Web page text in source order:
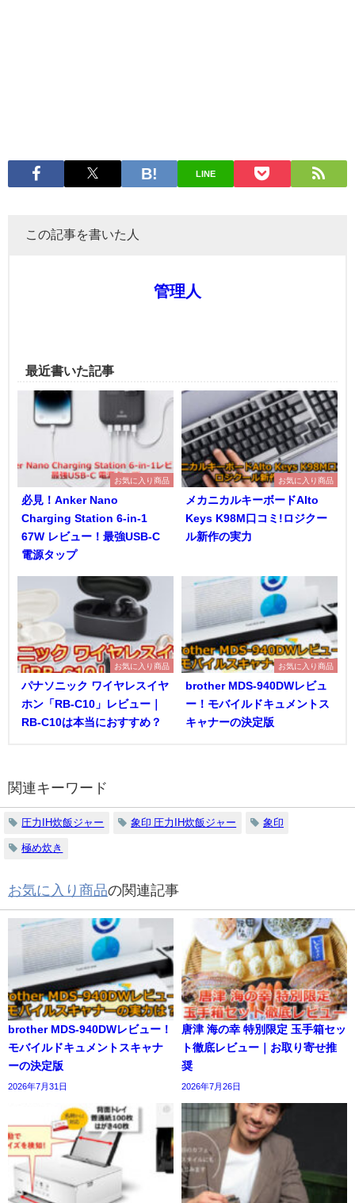
LINE
この記事を書いた人
管理人
最近書いた記事
お気に入り商品
必見！Anker Nano
Charging Station 6-in-1
67W レビュー！最強USB-C
電源タップ
お気に入り商品
メカニカルキーボードAlto
Keys K98M口コミ!ロジクー
ル新作の実力
お気に入り商品
パナソニック ワイヤレスイヤ
ホン「RB-C10」レビュー｜
RB-C10は本当におすすめ？
お気に入り商品
brother MDS-940DWレビュ
ー！モバイルドキュメントス
キャナーの決定版
関連キーワード
圧力IH炊飯ジャー 象印 圧力IH炊飯ジャー 象印
極め炊き
お気に入り商品の関連記事
brother MDS-940DWレビュー！
モバイルドキュメントスキャナ
ーの決定版
2026年7月31日
唐津 海の幸 特別限定 玉手箱セッ
ト徹底レビュー｜お取り寄せ推
奨
2026年7月26日